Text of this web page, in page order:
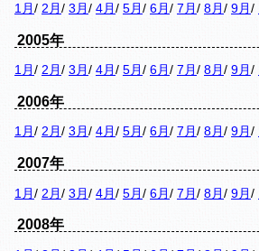
1月 / 2月 / 3月 / 4月 / 5月 / 6月 / 7月 / 8月 / 9月 /
2005年
1月 / 2月 / 3月 / 4月 / 5月 / 6月 / 7月 / 8月 / 9月 /
2006年
1月 / 2月 / 3月 / 4月 / 5月 / 6月 / 7月 / 8月 / 9月 /
2007年
1月 / 2月 / 3月 / 4月 / 5月 / 6月 / 7月 / 8月 / 9月 /
2008年